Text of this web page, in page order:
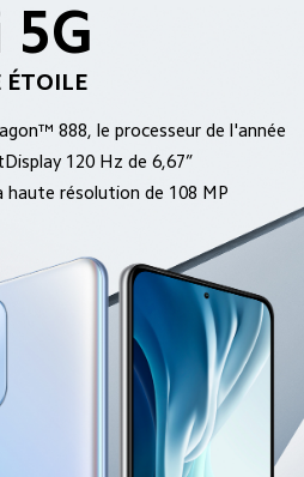
5G
ÉTOILE
888, le processeur de l'année
120 Hz de 6,67”
résolution de 108 MP